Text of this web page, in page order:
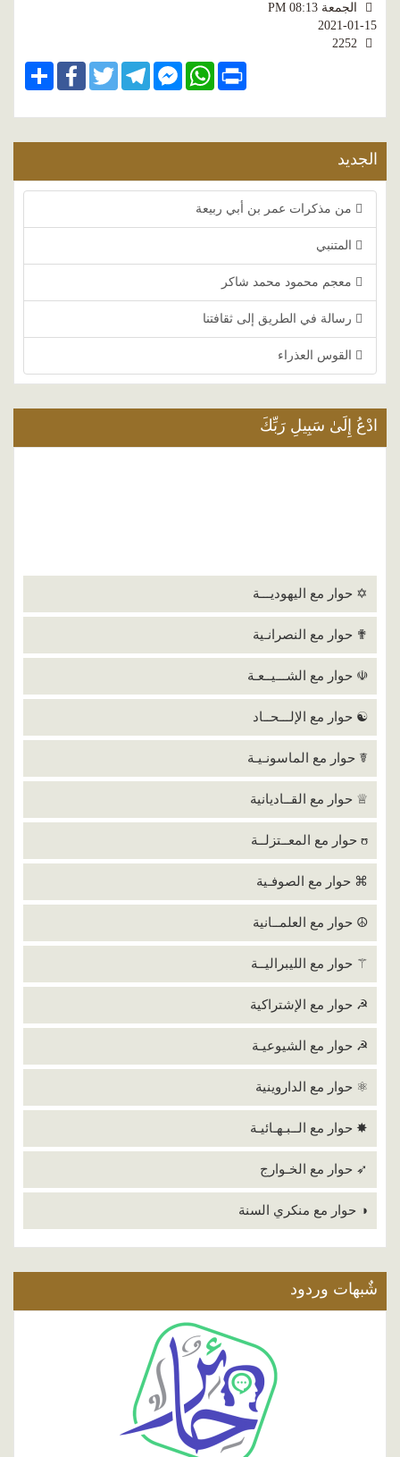
الجمعة PM 08:13
2021-01-15
ShareFacebookTwitterTelegramFacebook
Messenger
WhatsApp Print
الجديد
من مذكرات عمر بن أبي ربيعة
المتنبي
معجم محمود محمد شاكر
رسالة في الطريق إلى ثقافتنا
القوس العذراء
ادْعُ إِلَىٰ سَبِيلِ رَبِّكَ
✡ حوار مع اليهوديـــة
✟ حوار مع النصرانـية
☫ حوار مع الشـــيــعـة
☯ حوار مع الإلـــحــاد
☤ حوار مع الماسونـيـة
♕ حوار مع القــاديانية
ʊ حوار مع المعــتزلــة
⌘ حوار مع الصوفـية
☮ حوار مع العلمــانية
⚚ حوار مع الليبراليــة
☭ حوار مع الإشتراكية
☭ حوار مع الشيوعيـة
⚛ حوار مع الداروينية
✸ حوار مع الــبـهـائيـة
➶ حوار مع الخـوارج
◑ حوار مع منكري السنة
شٌبهات وردود